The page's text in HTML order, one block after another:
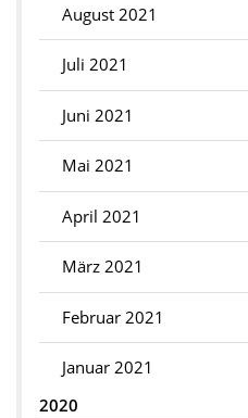
August 2021
Juli 2021
Juni 2021
Mai 2021
April 2021
März 2021
Februar 2021
Januar 2021
2020